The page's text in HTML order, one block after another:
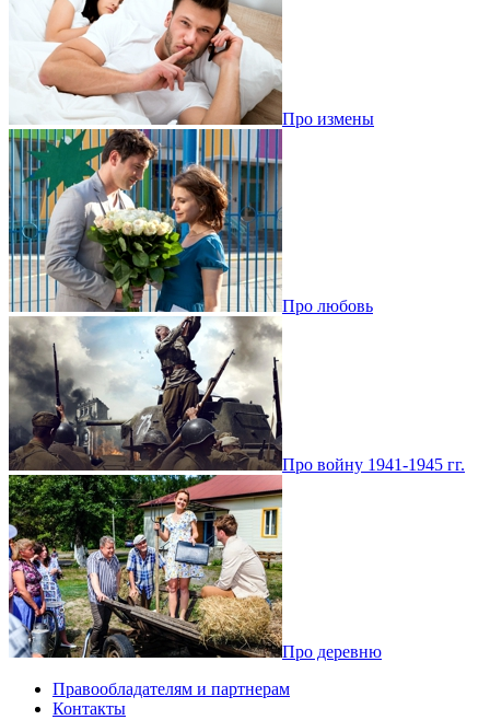
Про измены
Про любовь
Про войну 1941-1945 гг.
Про деревню
Правообладателям и партнерам
Контакты